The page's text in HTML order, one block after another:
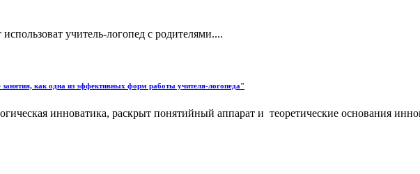
учитель-логопед с родителями....
как одна из эффективных форм работы учителя-логопеда"
инноватика, раскрыт понятийный аппарат и теоретические основания